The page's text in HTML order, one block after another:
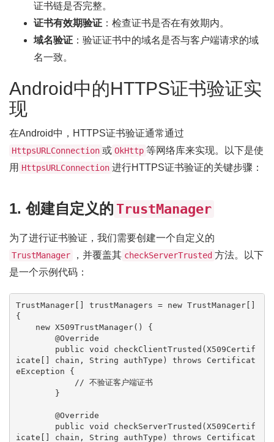
证书链是否完整。
证书有效期验证 ：检查证书是否在有效期内。
域名验证 ：验证证书中的域名是否与客户端请求的域
名一致。
Android中的HTTPS证书验证实
现
在Android中，HTTPS证书验证通常通过
HttpsURLConnection 或 OkHttp 等网络库来实现。以下是使
用 HttpsURLConnection 进行HTTPS证书验证的关键步骤：
1. 创建自定义的 TrustManager
为了进行证书验证，我们需要创建一个自定义的
TrustManager ，并覆盖其 checkServerTrusted 方法。以下
是一个示例代码：
TrustManager[] trustManagers = new TrustManager[]
{
icate[] chain, String authType) throws Certificat
eException {
icate[] chain, String authType) throws Certificat